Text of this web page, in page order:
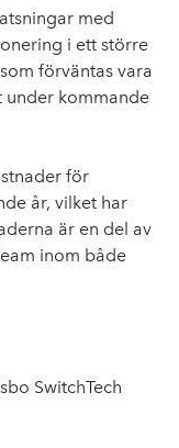
med
i ett större
förväntas vara
under kommande
för
år, vilket har
är en del av
inom både
SwitchTech